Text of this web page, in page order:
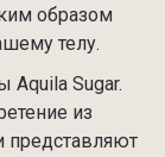
образом
телу.
Aquila Sugar.
из
представляют